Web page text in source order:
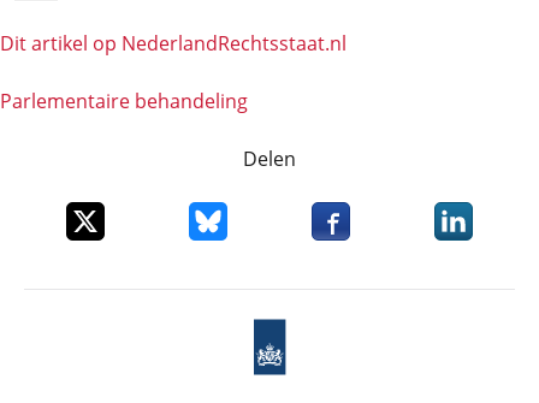
Dit artikel op NederlandRechts­staat.nl
Parlementaire behandeling
Delen
Deel dit item op XDeel dit item op Bluesky
Deel dit item opDeel dit